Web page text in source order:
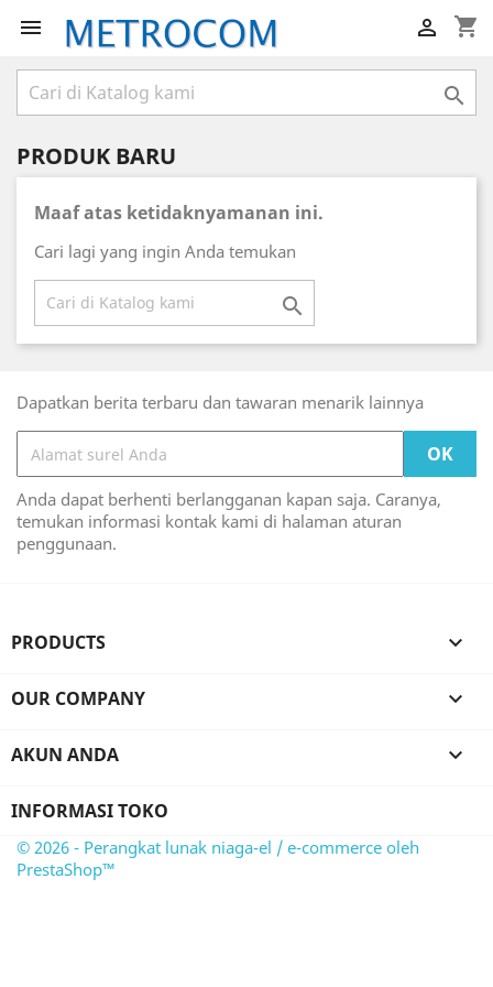
 shopping_cart


PRODUK BARU
Maaf atas ketidaknyamanan ini.
Cari lagi yang ingin Anda temukan

Dapatkan berita terbaru dan tawaran menarik lainnya
Anda dapat berhenti berlangganan kapan saja. Caranya,
temukan informasi kontak kami di halaman aturan
penggunaan.
PRODUCTS 
OUR COMPANY 
AKUN ANDA 
INFORMASI TOKO
© 2026 - Perangkat lunak niaga-el / e-commerce oleh
PrestaShop™